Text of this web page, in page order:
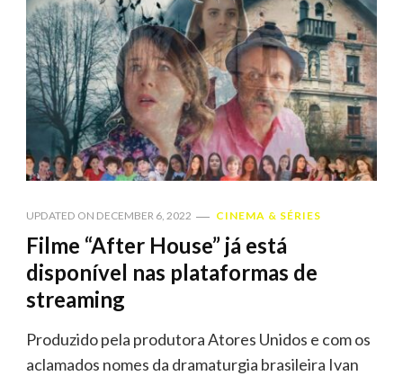
UPDATED ON DECEMBER 6, 2022 CINEMA & SÉRIES
Filme “After House” já está
disponível nas plataformas de
streaming
Produzido pela produtora Atores Unidos e com os
aclamados nomes da dramaturgia brasileira Ivan